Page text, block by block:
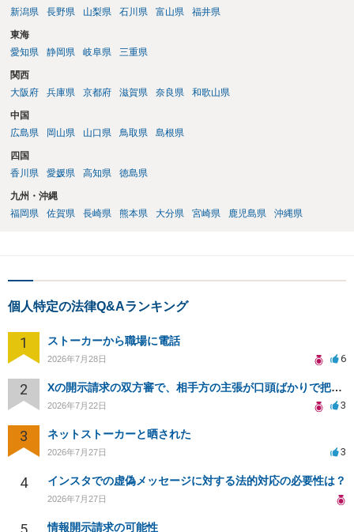
新潟県
長野県 山梨県 石川県 富山県 福井県
東海
愛知県
静岡県 岐阜県 三重県
関西
大阪府
兵庫県 京都府 滋賀県 奈良県 和歌山県
中国
広島県
岡山県 山口県 鳥取県 島根県
四国
香川県
愛媛県 高知県 徳島県
九州・沖縄
福岡県
佐賀県 長崎県 熊本県 大分県 宮崎県 鹿児島県 沖縄県
個人特定の法律Q&Aランキング
1 ストーカーから職場に電話
2026年7月28日 6
2 Xの開示請求の双方審で、相手方の主張が口頭ばかりで把握しきれません
2026年7月22日 3
3 ネットストーカーと晒された
2026年7月27日 3
4 インスタでの虚偽メッセージに対する法的対応の必要性は？
2026年7月27日
情報開示請求の可能性